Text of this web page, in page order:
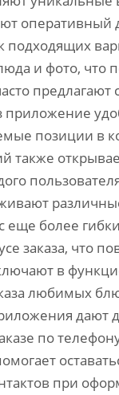
оперативный
подходящих
и фото‚ что
предлагают
позиции в
еще более
заказа‚ что
в
любимых
дают
по
при